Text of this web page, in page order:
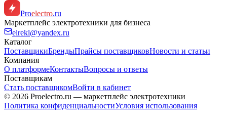
Proelectro.ru
Маркетплейс электротехники для бизнеса
elrekl@yandex.ru
Каталог
ПоставщикиБрендыПрайсы поставщиковНовости и статьи
Компания
О платформеКонтактыВопросы и ответы
Поставщикам
Стать поставщикомВойти в кабинет
© 2026 Proelectro.ru — маркетплейс электротехники
Политика конфиденциальностиУсловия использования